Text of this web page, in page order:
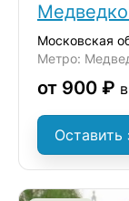
Московская
Метро:
от 900 ₽
Оставить